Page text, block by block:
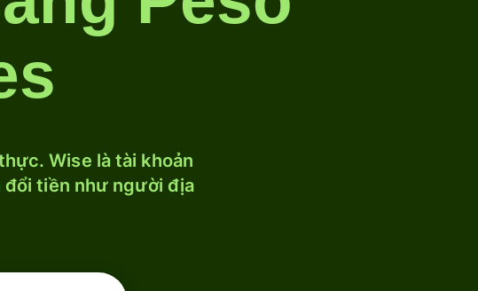
Wise là tài khoản
tiền như người địa